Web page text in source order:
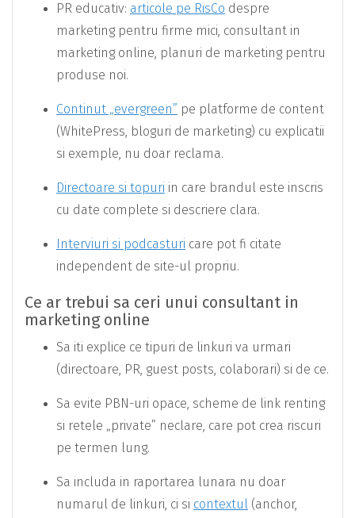
PR educativ: articole pe RisCo despre
marketing pentru firme mici, consultant in
marketing online, planuri de marketing pentru
produse noi.
Continut „evergreen” pe platforme de content
(WhitePress, bloguri de marketing) cu explicatii
si exemple, nu doar reclama.
Directoare si topuri in care brandul este inscris
cu date complete si descriere clara.
Interviuri si podcasturi care pot fi citate
independent de site-ul propriu.
Ce ar trebui sa ceri unui consultant in
marketing online
Sa iti explice ce tipuri de linkuri va urmari
(directoare, PR, guest posts, colaborari) si de ce.
Sa evite PBN-uri opace, scheme de link renting
si retele „private” neclare, care pot crea riscuri
pe termen lung.
Sa includa in raportarea lunara nu doar
numarul de linkuri, ci si contextul (anchor,